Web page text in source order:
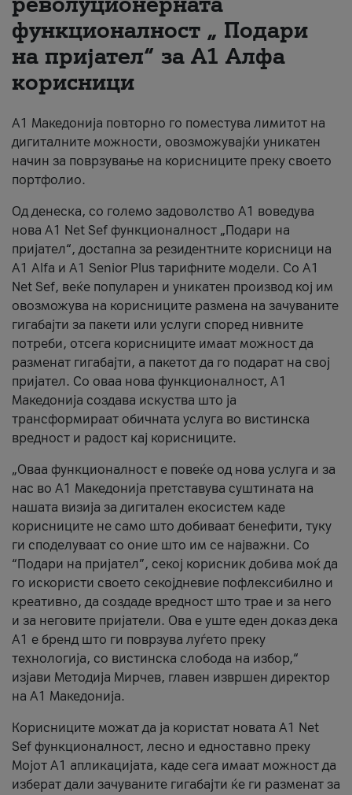
За нас
#ПодобарОнлајн
функционалност „ Подари
на пријател“ за А1 Алфа
корисници
А1 Македонија повторно го поместува лимитот на
дигиталните можности, овозможувајќи уникатен
начин за поврзување на корисниците преку своето
портфолио.
Од денеска, со големо задоволство А1 воведува
нова A1 Net Sef функционалност „Подари на
пријател“, достапна за резидентните корисници на
А1 Alfa и A1 Senior Plus тарифните модели. Со A1
Net Sef, веќе популарен и уникатен производ кој им
овозможува на корисниците размена на зачуваните
гигабајти за пакети или услуги според нивните
потреби, отсега корисниците имаат можност да
разменат гигабајти, а пакетот да го подарат на свој
пријател. Со оваа нова функционалност, А1
Македонија создава искуства што ја
трансформираат обичната услуга во вистинска
вредност и радост кај корисниците.
„Оваа функционалност е повеќе од нова услуга и за
нас во А1 Македонија претставува суштината на
нашата визија за дигитален екосистем каде
корисниците не само што добиваат бенефити, туку
ги споделуваат со оние што им се најважни. Со
“Подари на пријател”, секој корисник добива моќ да
го искористи своето секојдневие пофлексибилно и
креативно, да создаде вредност што трае и за него
и за неговите пријатели. Ова е уште еден доказ дека
А1 е бренд што ги поврзува луѓето преку
технологија, со вистинска слобода на избор,“
изјави Методија Мирчев, главен извршен директор
на А1 Македонија.
Корисниците можат да ја користат новата А1 Net
Sef функционалност, лесно и едноставно преку
Мојот А1 апликацијата, каде сега имаат можност да
изберат дали зачуваните гигабајти ќе ги разменат за